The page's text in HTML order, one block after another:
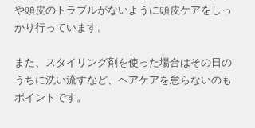
や頭皮のトラブルがないように頭皮ケアをしっ
かり行っています。
また、スタイリング剤を使った場合はその日の
うちに洗い流すなど、ヘアケアを怠らないのも
ポイントです。